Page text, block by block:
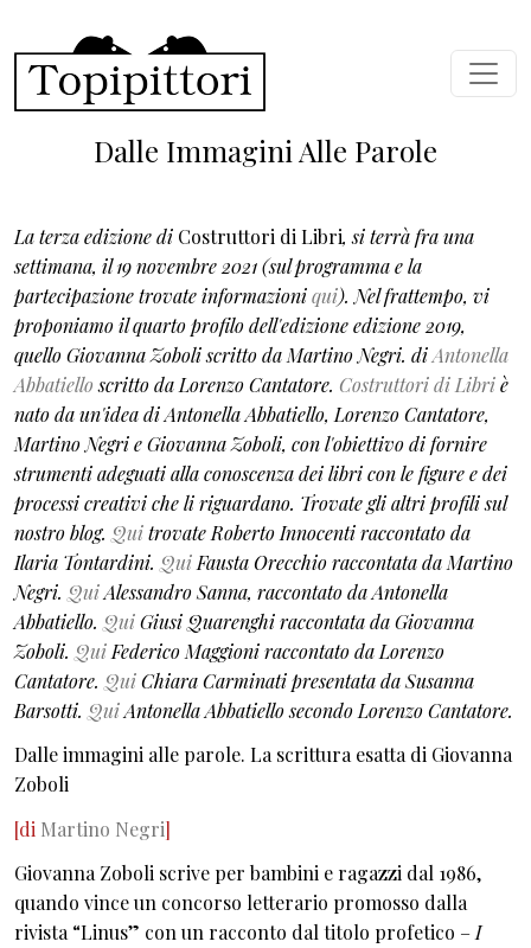
Dalle Immagini Alle Parole
La terza edizione di Costruttori di Libri, si terrà fra una
settimana, il 19 novembre 2021 (sul programma e la
partecipazione trovate informazioniqui). Nel frattempo, vi
proponiamo il quarto profilo dell'edizione edizione 2019,
quello Giovanna Zoboli scritto da Martino Negri. diAntonella
Abbatielloscritto da Lorenzo Cantatore. Costruttori di Libriè
nato da un'idea di Antonella Abbatiello, Lorenzo Cantatore,
Martino Negri e Giovanna Zoboli, con l'obiettivo di fornire
strumenti adeguati alla conoscenza dei libri con le figure e dei
processi creativi che li riguardano. Trovate gli altri profili sul
nostro blog. Quitrovate Roberto Innocenti raccontato da
Ilaria Tontardini. Qui Fausta Orecchio raccontata da Martino
Negri. QuiAlessandro Sanna, raccontato da Antonella
Abbatiello. QuiGiusi Quarenghi raccontata da Giovanna
Zoboli. Qui Federico Maggioni raccontato da Lorenzo
Cantatore. QuiChiara Carminati presentata da Susanna
Barsotti. QuiAntonella Abbatiello secondo Lorenzo Cantatore.
Dalle immagini alle parole. La scrittura esatta di Giovanna
Zoboli
[di Martino Negri]
Giovanna Zoboli scrive per bambini e ragazzi dal 1986,
quando vince un concorso letterario promosso dalla
rivista “Linus” con un racconto dal titolo profetico – I